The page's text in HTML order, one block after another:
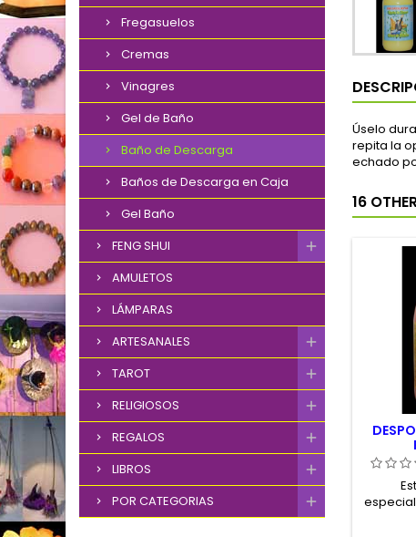
Fregasuelos
Cremas
Vinagres
Gel de Baño
Baño de Descarga
Baños de Descarga en Caja
Gel Baño
FENG SHUI
AMULETOS
LÁMPARAS
ARTESANALES
TAROT
RELIGIOSOS
REGALOS
LIBROS
POR CATEGORIAS
Úselo
repita la
echado
16
para